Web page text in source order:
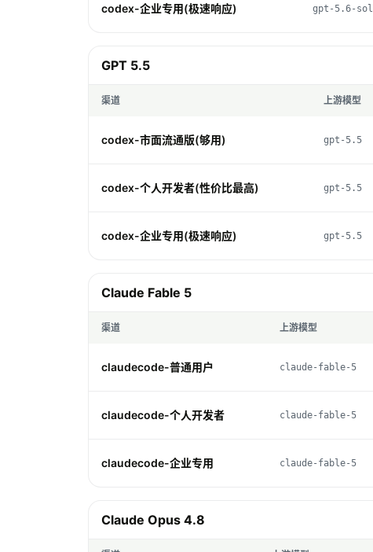
codex-企业专用(极速响应) gpt-5.6-sol
GPT 5.5
渠道 上游模型
codex-市面流通版(够用) gpt-5.5
codex-个人开发者(性价比最高) gpt-5.5
codex-企业专用(极速响应) gpt-5.5
Claude Fable 5
渠道 上游模型
claudecode-普通用户 claude-fable-5
claudecode-个人开发者 claude-fable-5
claudecode-企业专用 claude-fable-5
Claude Opus 4.8